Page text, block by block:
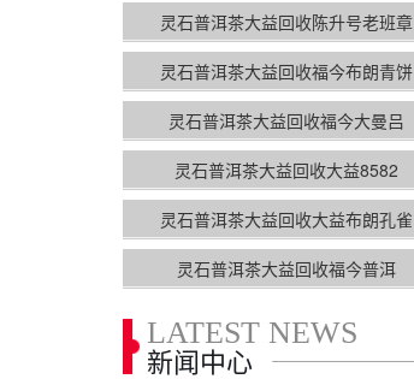
灵石普洱茶大益回收陈升号老班章
灵石普洱茶大益回收福今布朗青饼
灵石普洱茶大益回收福今大曼吕
灵石普洱茶大益回收大益8582
灵石普洱茶大益回收大益布朗孔雀
灵石普洱茶大益回收福今普洱
LATEST NEWS
新闻中心